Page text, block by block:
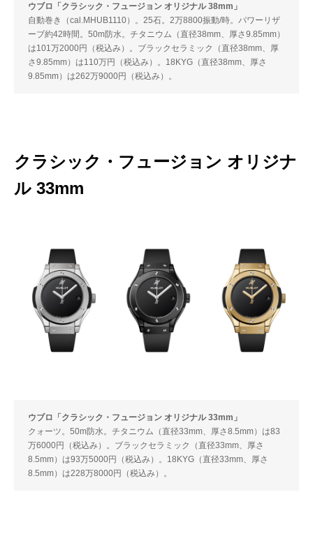
ウブロ「クラシック・フュージョン オリジナル 38mm」
自動巻き（cal.MHUB1110）。25石。2万8800振動/時。パワーリザ
ーブ約42時間。50m防水。チタニウム（直径38mm、厚さ9.85mm）
は101万2000円（税込み）。ブラックセラミック（直径38mm、厚
さ9.85mm）は110万円（税込み）。18KYG（直径38mm、厚さ
9.85mm）は262万9000円（税込み）。
クラシック・フュージョン オリジナ
ル 33mm
ウブロ「クラシック・フュージョン オリジナル 33mm」
クォーツ。50m防水。チタニウム（直径33mm、厚さ8.5mm）は83
万6000円（税込み）。ブラックセラミック（直径33mm、厚さ
8.5mm）は93万5000円（税込み）。18KYG（直径33mm、厚さ
8.5mm）は228万8000円（税込み）。